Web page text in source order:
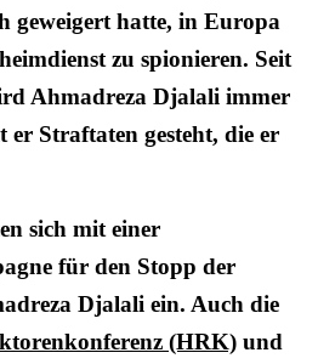
geweigert hatte, in Europa
zu spionieren. Seit
Ahmadreza Djalali immer
Straftaten gesteht, die er
sich mit einer
für den Stopp der
Djalali ein. Auch die
(HRK) und